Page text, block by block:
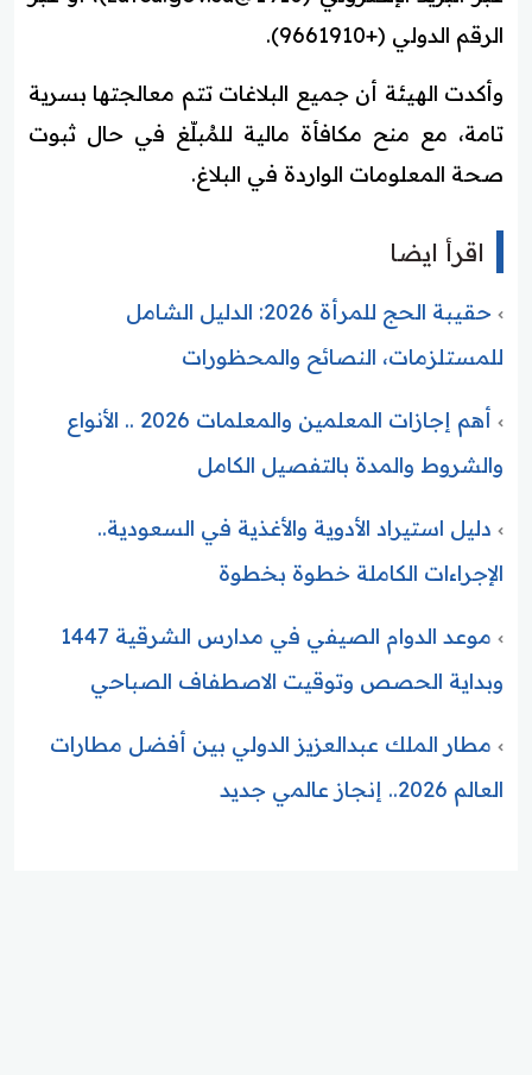
الرقم الدولي (+9661910).
وأكدت الهيئة أن جميع البلاغات تتم معالجتها بسرية
تامة، مع منح مكافأة مالية للمُبلّغ في حال ثبوت
صحة المعلومات الواردة في البلاغ.
اقرأ ايضا
حقيبة الحج للمرأة 2026: الدليل الشامل
للمستلزمات، النصائح والمحظورات
أهم إجازات المعلمين والمعلمات 2026 .. الأنواع
والشروط والمدة بالتفصيل الكامل
دليل استيراد الأدوية والأغذية في السعودية..
الإجراءات الكاملة خطوة بخطوة
موعد الدوام الصيفي في مدارس الشرقية 1447
وبداية الحصص وتوقيت الاصطفاف الصباحي
مطار الملك عبدالعزيز الدولي بين أفضل مطارات
العالم 2026.. إنجاز عالمي جديد